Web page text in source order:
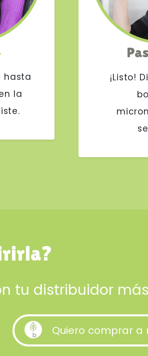
hasta
la
¡Listo!
tu distribuidor
Quiero comprar a